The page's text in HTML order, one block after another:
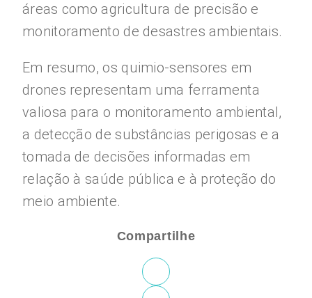
áreas como agricultura de precisão e
monitoramento de desastres ambientais.
Em resumo, os quimio-sensores em
drones representam uma ferramenta
valiosa para o monitoramento ambiental,
a detecção de substâncias perigosas e a
tomada de decisões informadas em
relação à saúde pública e à proteção do
meio ambiente.
Compartilhe